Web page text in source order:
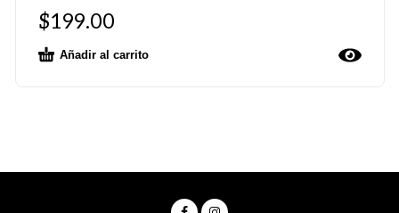
$199.00
Añadir al carrito